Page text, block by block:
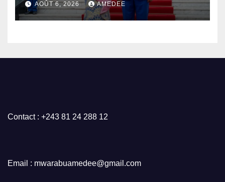
AOÛT 6, 2026 AMEDEE
Contact : +243 81 24 288 12
Email : mwarabuamedee@gmail.com